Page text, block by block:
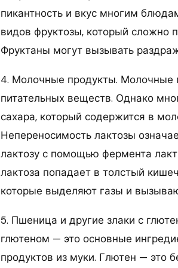
пикантность и вкус многим
видов фруктозы, который сложно
Фруктаны могут вызывать
4. Молочные продукты. Молочные
питательных веществ. Однако
сахара, который содержится в
Непереносимость лактозы
лактозу с помощью фермента
лактоза попадает в толстый
которые выделяют газы и
5. Пшеница и другие злаки с
глютеном — это основные
продуктов из муки. Глютен — это